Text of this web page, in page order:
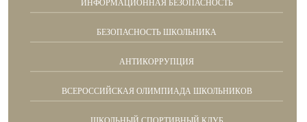
ИНФОРМАЦИОННАЯ БЕЗОПАСНОСТЬ
БЕЗОПАСНОСТЬ ШКОЛЬНИКА
АНТИКОРРУПЦИЯ
ВСЕРОССИЙСКАЯ ОЛИМПИАДА ШКОЛЬНИКОВ